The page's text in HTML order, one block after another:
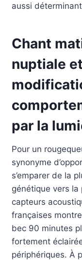
aussi
Chant
nuptiale
par la
Pour un
synonyme
s’emparer de la
génétique vers la
capteurs
françaises
bec 90 minutes
fortement
périphériques. À